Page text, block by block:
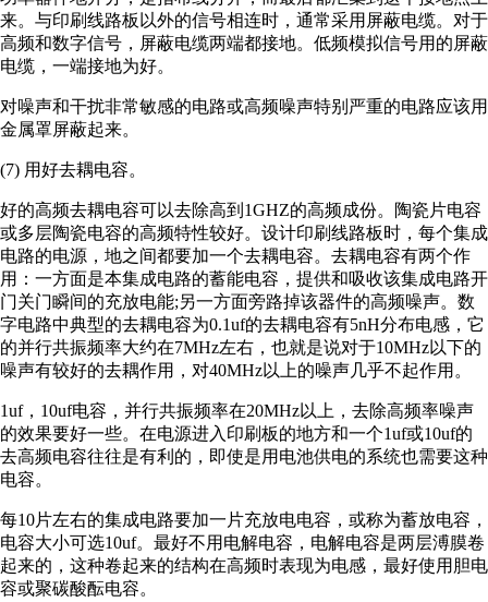
来。与印刷线路板以外的信号相连时，通常采用屏蔽电缆。对于
高频和数字信号，屏蔽电缆两端都接地。低频模拟信号用的屏蔽
电缆，一端接地为好。
对噪声和干扰非常敏感的电路或高频噪声特别严重的电路应该用
金属罩屏蔽起来。
(7) 用好去耦电容。
好的高频去耦电容可以去除高到1GHZ的高频成份。陶瓷片电容
或多层陶瓷电容的高频特性较好。设计印刷线路板时，每个集成
电路的电源，地之间都要加一个去耦电容。去耦电容有两个作
用：一方面是本集成电路的蓄能电容，提供和吸收该集成电路开
门关门瞬间的充放电能;另一方面旁路掉该器件的高频噪声。数
字电路中典型的去耦电容为0.1uf的去耦电容有5nH分布电感，它
的并行共振频率大约在7MHz左右，也就是说对于10MHz以下的
噪声有较好的去耦作用，对40MHz以上的噪声几乎不起作用。
1uf，10uf电容，并行共振频率在20MHz以上，去除高频率噪声
的效果要好一些。在电源进入印刷板的地方和一个1uf或10uf的
去高频电容往往是有利的，即使是用电池供电的系统也需要这种
电容。
每10片左右的集成电路要加一片充放电电容，或称为蓄放电容，
电容大小可选10uf。最好不用电解电容，电解电容是两层溥膜卷
起来的，这种卷起来的结构在高频时表现为电感，最好使用胆电
容或聚碳酸酝电容。